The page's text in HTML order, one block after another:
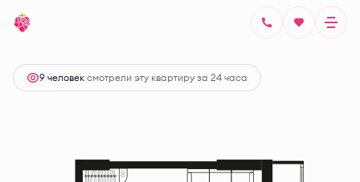
Студия Цена по запросу
9 человек смотрели эту квартиру за 24 часа